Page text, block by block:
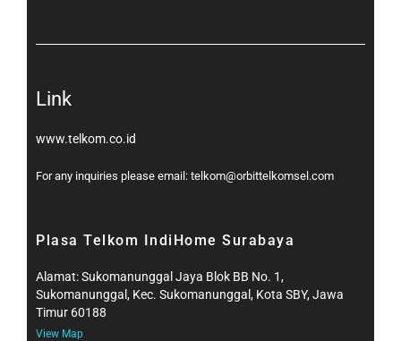
Link
www.telkom.co.id
For any inquiries please email: telkom@orbittelkomsel.com
Plasa Telkom IndiHome Surabaya
Alamat: Sukomanunggal Jaya Blok BB No. 1,
Sukomanunggal, Kec. Sukomanunggal, Kota SBY, Jawa
Timur 60188
View Map